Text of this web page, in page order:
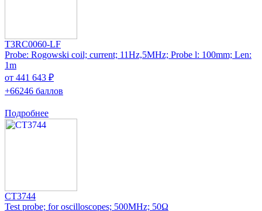
T3RC0060-LF
Probe: Rogowski coil; current; 11Hz,5MHz; Probe l: 100mm; Len:
1m
от 441 643 ₽
+66246 баллов
Подробнее
CT3744
Test probe; for oscilloscopes; 500MHz; 50Ω